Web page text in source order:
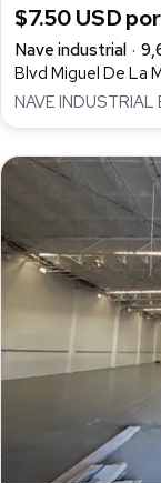
$7.50 USD
Nave industrial
Blvd Miguel De La
NAVE